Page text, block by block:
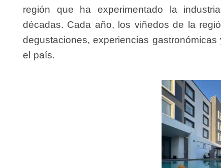
región que ha experimentado la
décadas. Cada año, los viñedos de la
degustaciones, experiencias
el país.